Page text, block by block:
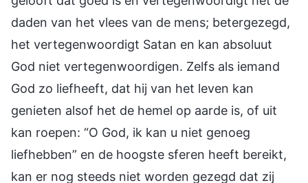
daden van het vlees van de mens; betergezegd,
het vertegenwoordigt Satan en kan absoluut
God niet vertegenwoordigen. Zelfs als iemand
God zo liefheeft, dat hij van het leven kan
genieten alsof het de hemel op aarde is, of uit
kan roepen: “O God, ik kan u niet genoeg
liefhebben” en de hoogste sferen heeft bereikt,
kan er nog steeds niet worden gezegd dat zij